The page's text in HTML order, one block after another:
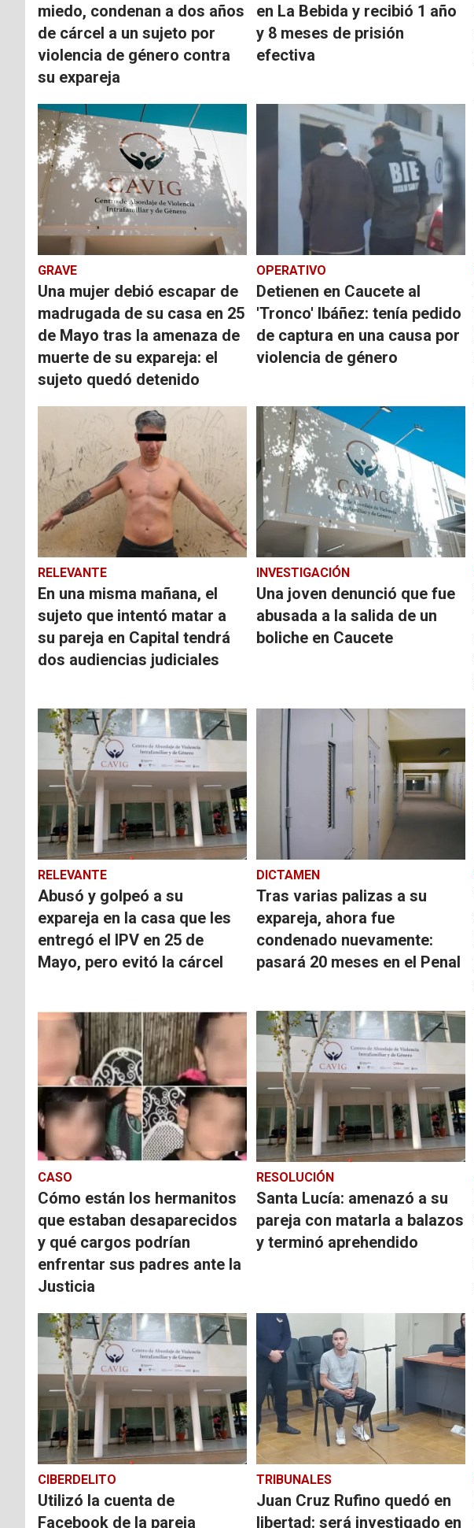
miedo, condenan a dos años
de cárcel a un sujeto por
violencia de género contra
su expareja
en La Bebida y recibió 1 año
y 8 meses de prisión
efectiva
GRAVE
Una mujer debió escapar de
madrugada de su casa en 25
de Mayo tras la amenaza de
muerte de su expareja: el
sujeto quedó detenido
OPERATIVO
Detienen en Caucete al
'Tronco' Ibáñez: tenía pedido
de captura en una causa por
violencia de género
RELEVANTE
En una misma mañana, el
sujeto que intentó matar a
su pareja en Capital tendrá
dos audiencias judiciales
INVESTIGACIÓN
Una joven denunció que fue
abusada a la salida de un
boliche en Caucete
RELEVANTE
Abusó y golpeó a su
expareja en la casa que les
entregó el IPV en 25 de
Mayo, pero evitó la cárcel
DICTAMEN
Tras varias palizas a su
expareja, ahora fue
condenado nuevamente:
pasará 20 meses en el Penal
CASO
Cómo están los hermanitos
que estaban desaparecidos
y qué cargos podrían
enfrentar sus padres ante la
Justicia
RESOLUCIÓN
Santa Lucía: amenazó a su
pareja con matarla a balazos
y terminó aprehendido
CIBERDELITO
Utilizó la cuenta de
Facebook de la pareja
TRIBUNALES
Juan Cruz Rufino quedó en
libertad: será investigado en